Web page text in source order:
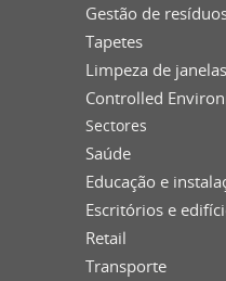
Gestão de
Tapetes
Limpeza de janelas
Controlled
Sectores
Saúde
Educação e
Escritórios e
Retail
Transporte